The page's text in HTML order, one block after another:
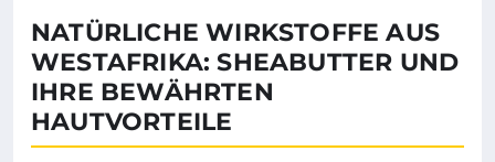
NATÜRLICHE WIRKSTOFFE AUS
WESTAFRIKA: SHEABUTTER UND
IHRE BEWÄHRTEN
HAUTVORTEILE